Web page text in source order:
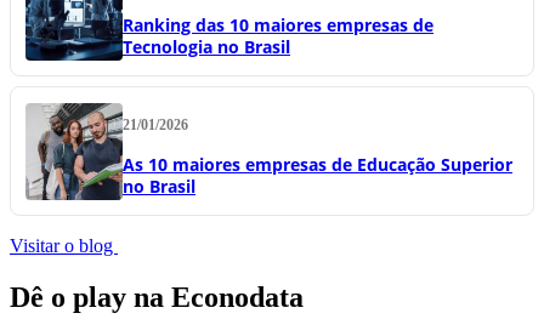
Ranking das 10 maiores empresas de
Tecnologia no Brasil
21/01/2026
As 10 maiores empresas de Educação Superior
no Brasil
Visitar o blog
Dê o play na Econodata